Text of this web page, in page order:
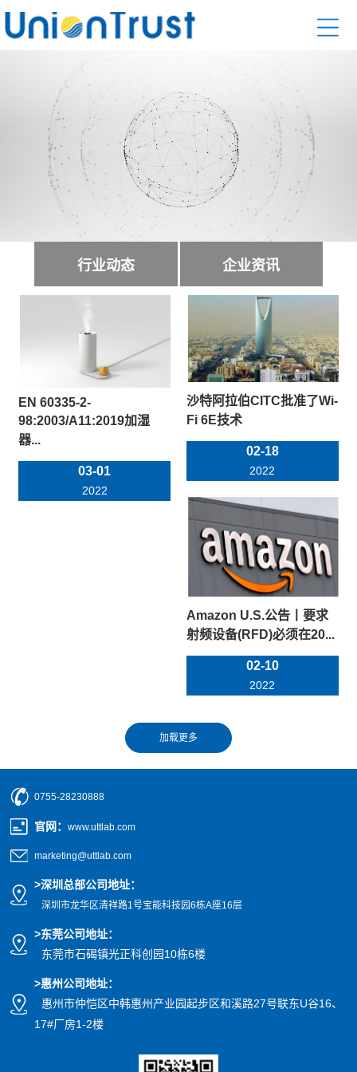
行业动态 企业资讯
EN 60335-2-
98:2003/A11:2019加湿
器...
03-01
2022
沙特阿拉伯CITC批准了Wi-
Fi 6E技术
02-18
2022
Amazon U.S.公告丨要求
射频设备(RFD)必须在20...
02-10
2022
0755-28230888
官网 ：www.uttlab.com
marketing@uttlab.com
>深圳总部公司地址：
深圳市龙华区清祥路1号宝能科技园6栋A座16层
>东莞公司地址：
东莞市石碣镇光正科创园10栋6楼
>惠州公司地址：
惠州市仲恺区中韩惠州产业园起步区和溪路27号联东U谷16、
17#厂房1-2楼